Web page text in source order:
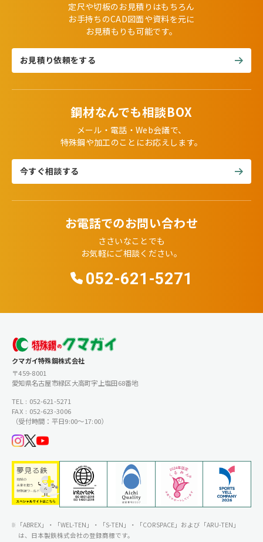
定尺や切板のお見積りはもちろん
お手持ちのCAD図面や資料を元に
お見積もりも可能です。
お見積り依頼をする
鋼材なんでも相談BOX
メール・電話・Web会議で、
特殊鋼や加工のことにお応えします。
今すぐ相談する
お電話でのお問い合わせ
ささいなことでも
お気軽にご相談ください。
052-621-5271
クマガイ特殊鋼株式会社
〒459-8001
愛知県名古屋市緑区大高町字上塩田68番地
TEL : 052-621-5271
FAX : 052-623-3006
（受付時間：平日9:00〜17:00）
「ABREX」・「WEL-TEN」・「S-TEN」・「CORSPACE」および「ARU-TEN」
は、日本製鉄株式会社の登録商標です。